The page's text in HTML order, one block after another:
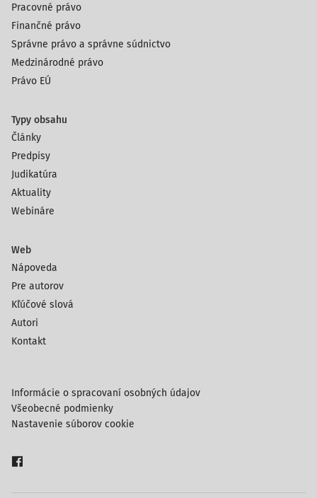
Pracovné právo
Finančné právo
Správne právo a správne súdnictvo
Medzinárodné právo
Právo EÚ
Typy obsahu
Články
Predpisy
Judikatúra
Aktuality
Webináre
Web
Nápoveda
Pre autorov
Kľúčové slová
Autori
Kontakt
Informácie o spracovaní osobných údajov
Všeobecné podmienky
Nastavenie súborov cookie